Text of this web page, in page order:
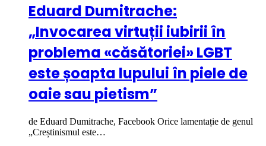
Eduard Dumitrache:
„Invocarea virtuții iubirii în
problema «căsătoriei» LGBT
este șoapta lupului în piele de
oaie sau pietism”
de Eduard Dumitrache, Facebook Orice lamentație de genul
„Creștinismul este…